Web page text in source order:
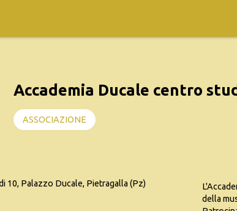
Accademia Ducale centro
ASSOCIAZIONE
10, Palazzo Ducale, Pietragalla (Pz)
della